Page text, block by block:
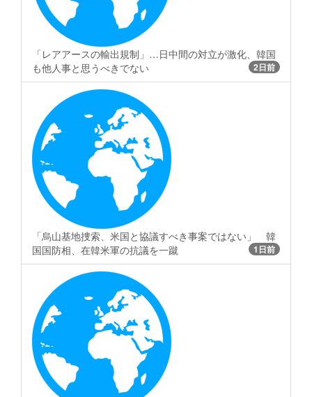
「レアアースの輸出規制」…日中間の対立が激化、韓国
も他人事と思うべきでない
2日前
「烏山基地捜索、米国と協議すべき事案ではない」 韓
国国防相、在韓米軍の抗議を一蹴
1日前